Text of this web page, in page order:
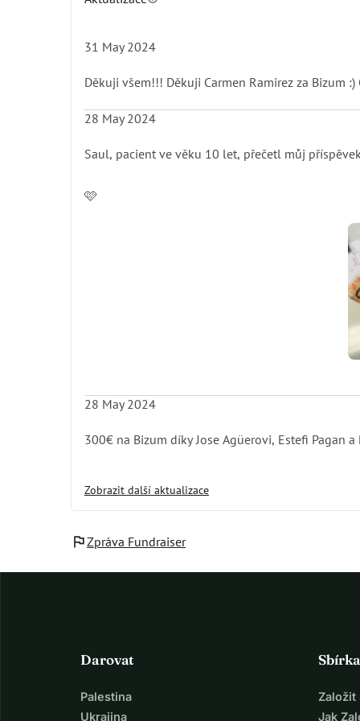
31 May 2024
Děkuji všem!!! Děkuji Carmen Ramirez za Bizum
28 May 2024
Saul, pacient ve věku 10 let, přečetl můj
🩷
28 May 2024
300€ na Bizum díky Jose Agüerovi, Estefi Pagan
Zobrazit další aktualizace
flagZpráva Fundraiser
Darovat
Palestina
Ukrajina
Sbírka
Založit
Jak